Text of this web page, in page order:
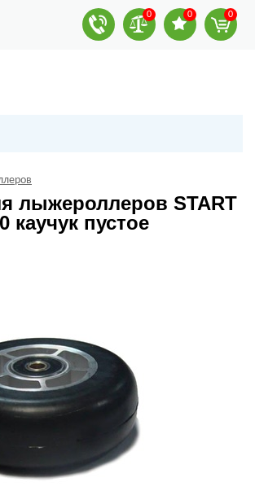
0 0 0
лыжероллеров START
каучук пустое